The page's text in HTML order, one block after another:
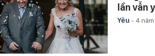
lần vẫn
Yêu - 4